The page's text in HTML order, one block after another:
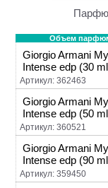
Объем
Giorgio Armani
Intense edp (30
Артикул: 362463
Giorgio Armani
Intense edp (50
Артикул: 360521
Giorgio Armani
Intense edp (90
Артикул: 359450